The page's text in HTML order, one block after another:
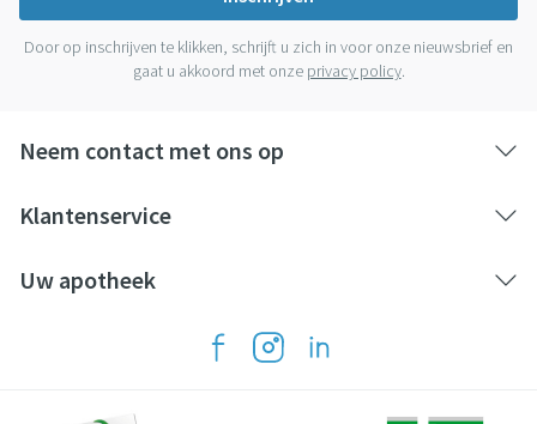
Door op inschrijven te klikken, schrijft u zich in voor onze nieuwsbrief en
gaat u akkoord met onze privacy policy.
Neem contact met ons op
Klantenservice
Uw apotheek